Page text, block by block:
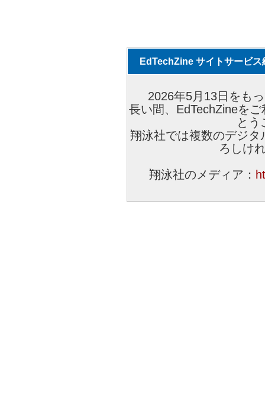
EdTechZine サイトサービス
2026年5月13日をも
長い間、EdTechZineを
とう
翔泳社では複数のデジ
ろしけ
翔泳社のメディア：